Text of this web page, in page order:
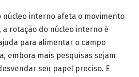
núcleo interno afeta o movimento
a rotação do núcleo interno é
para alimentar o campo
embora mais pesquisas sejam
seu papel preciso. E